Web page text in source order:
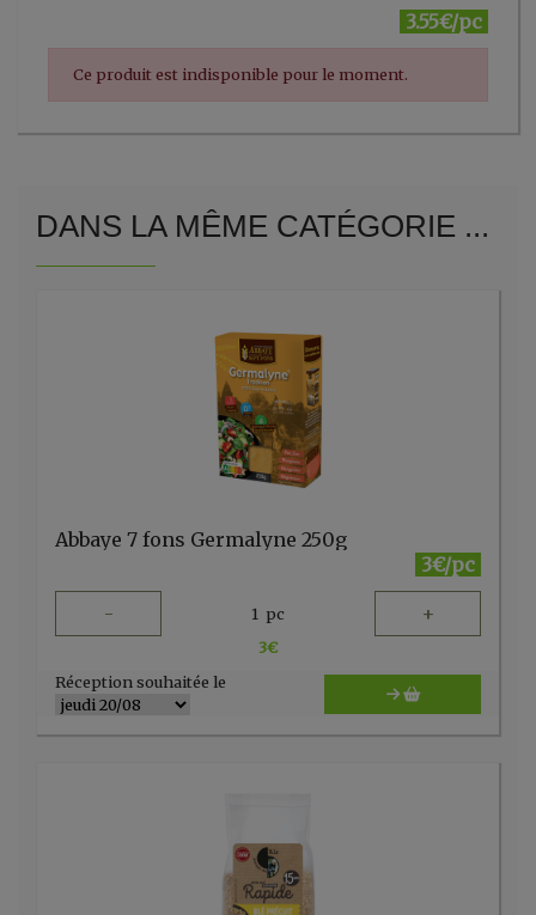
3.55€/pc
Ce produit est indisponible pour le moment.
DANS LA MÊME CATÉGORIE ...
Abbaye 7 fons Germalyne 250g
3€/pc
- 1 pc +
3€
Réception souhaitée le